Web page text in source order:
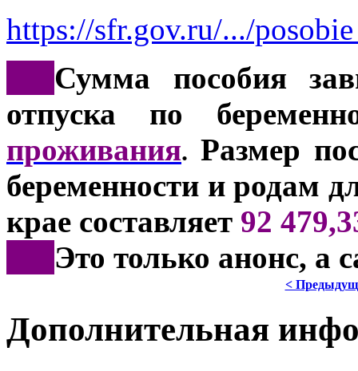
https://sfr.gov.ru/.../
Сумма пособия
отпуска по
проживания. Размер
беременности и родам
крае составляет 92
Это только анонс, а
<
Дополнительная